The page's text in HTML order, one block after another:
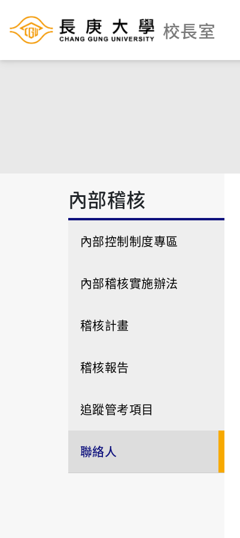
校長室
內部稽核
內部控制制度專區
內部稽核實施辦法
稽核計畫
稽核報告
追蹤管考項目
聯絡人